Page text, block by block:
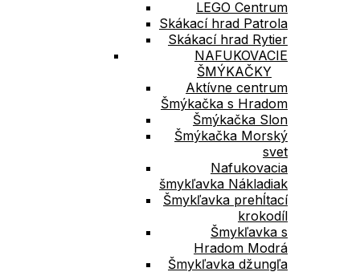
LEGO Centrum
Skákací hrad Patrola
Skákací hrad Rytier
NAFUKOVACIE
ŠMÝKAČKY
Aktívne centrum
Šmýkačka s Hradom
Šmýkačka Slon
Šmýkačka Morský
svet
Nafukovacia
šmykľavka Nákladiak
Šmykľavka prehĺtací
krokodíl
Šmykľavka s
Hradom Modrá
Šmykľavka džungľa